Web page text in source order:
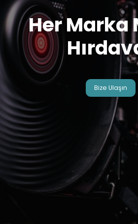
Her Marka
Bize Ulaşın